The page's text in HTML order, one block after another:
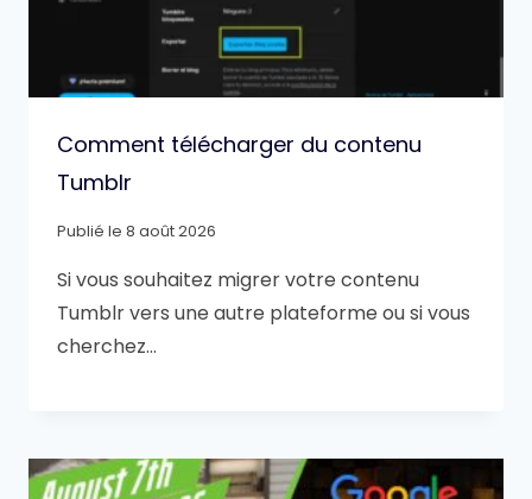
Comment télécharger du contenu
Tumblr
Publié le 8 août 2026
Si vous souhaitez migrer votre contenu
Tumblr vers une autre plateforme ou si vous
cherchez…